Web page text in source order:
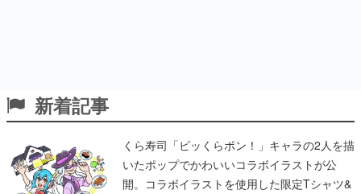
新着記事
くら寿司「ビッくらポン！」キャラの2人を描
いたポップでかわいいコラボイラストが公
開。コラボイラストを使用した限定Tシャツ&